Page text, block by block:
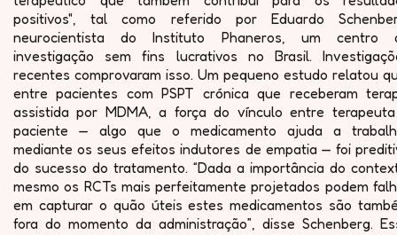
positivos", tal como referido por Eduardo
neurocientista do Instituto Phaneros, um centro
investigação sem fins lucrativos no Brasil.
recentes comprovaram isso. Um pequeno estudo relatou
entre pacientes com PSPT crónica que receberam
assistida por MDMA, a força do vínculo entre
paciente — algo que o medicamento ajuda a
mediante os seus efeitos indutores de empatia — foi
do sucesso do tratamento. “Dada a importância do
mesmo os RCTs mais perfeitamente projetados podem
em capturar o quão úteis estes medicamentos são
fora do momento da administração”, disse Schenberg.